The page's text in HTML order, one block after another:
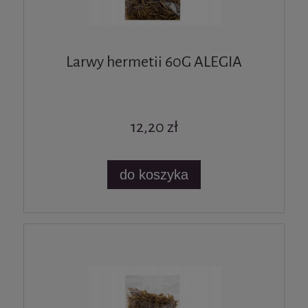
Larwy hermetii 60G ALEGIA
12,20 zł
do koszyka